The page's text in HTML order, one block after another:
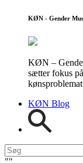
KØN - Gender
KØN –
sætter fokus
KØN Blog